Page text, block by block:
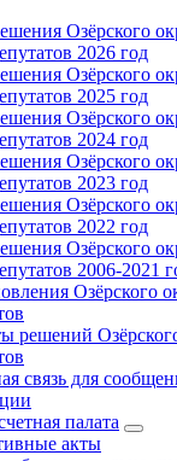
Озёрского
2026 год
Озёрского
2025 год
Озёрского
2024 год
Озёрского
2023 год
Озёрского
2022 год
Озёрского
2006-2021
Озёрского
решений
связь для
палата
акты